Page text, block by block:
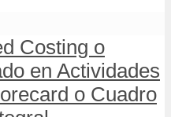
Costing o
en Actividades
o Cuadro